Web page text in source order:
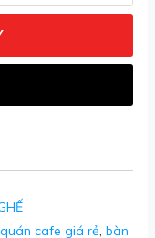
cafe giá rẻ, bàn